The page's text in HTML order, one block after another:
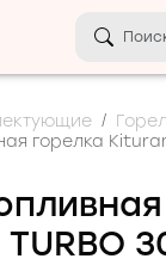
горелка